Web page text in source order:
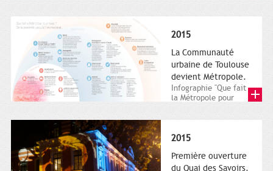
2015
La Communauté
urbaine de Toulouse
devient Métropole.
Infographie "Que fait
la Métropole pour
2015
Première ouverture
du Quai des Savoirs.